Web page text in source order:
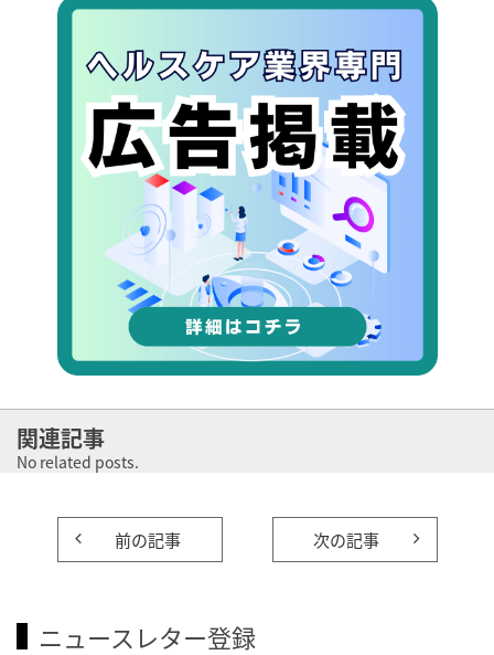
関連記事
No related posts.
前の記事 次の記事
ニュースレター登録